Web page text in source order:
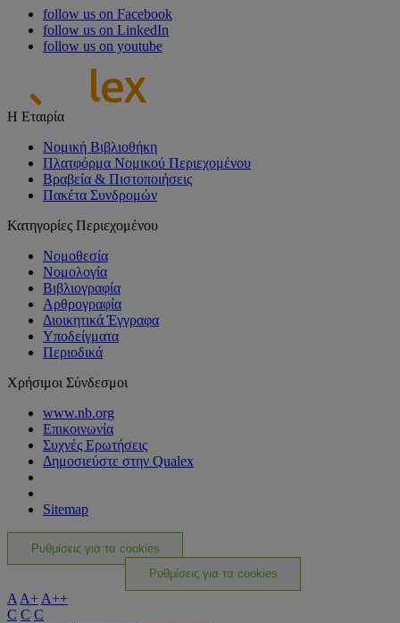
follow us on Facebook
follow us on LinkedIn
follow us on youtube
Η Εταιρία
Νομική Βιβλιοθήκη
Πλατφόρμα Νομικού Περιεχομένου
Βραβεία & Πιστοποιήσεις
Πακέτα Συνδρομών
Κατηγορίες Περιεχομένου
Νομοθεσία
Νομολογία
Βιβλιογραφία
Αρθρογραφία
Διοικητικά Έγγραφα
Υποδείγματα
Περιοδικά
Χρήσιμοι Σύνδεσμοι
www.nb.org
Επικοινωνία
Συχνές Ερωτήσεις
Δημοσιεύστε στην Qualex
Sitemap
Ρυθμίσεις για τα cookies
Ρυθμίσεις για τα cookies
A A+ A++
C C C